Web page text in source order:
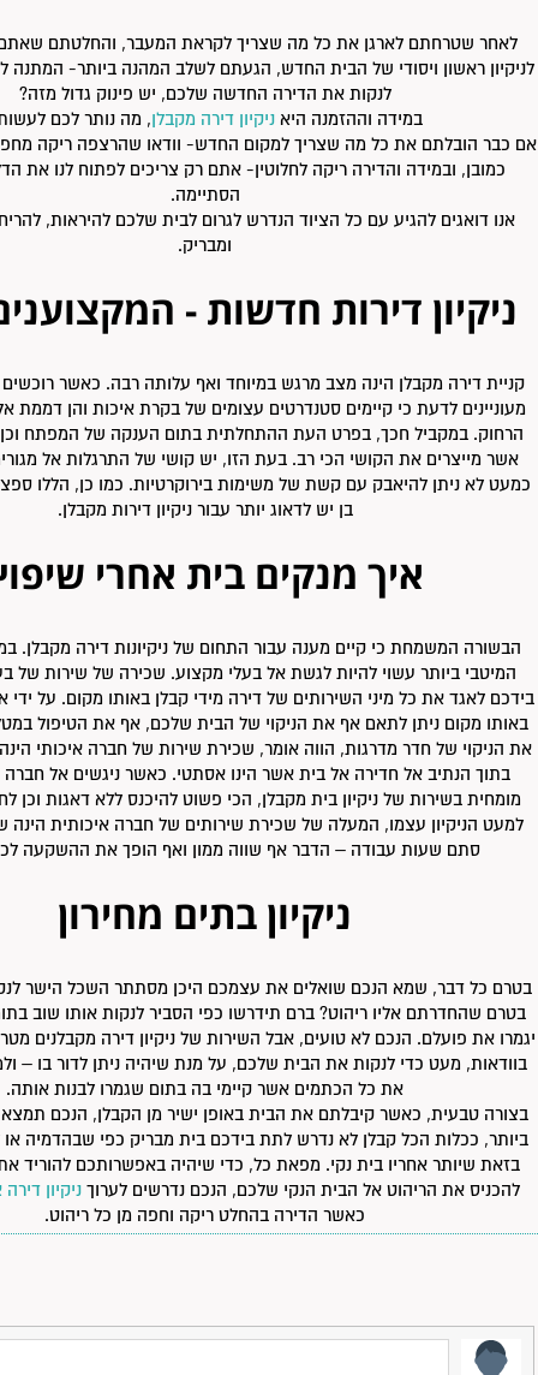
לאחר שטרחתם לארגן את כל מה שצריך לקראת המעבר, והחלטתם שאתם
לניקיון ראשון ויסודי של הבית החדש, הגעתם לשלב המהנה ביותר- המתנה
לנקות את הדירה החדשה שלכם, יש פינוק גדול מזה?
במידה וההזמנה היאניקיון דירה מקבלן, מה נותר לכם
אם כבר הובלתם את כל מה שצריך למקום החדש- וודאו שהרצפה ריקה
כמובן, ובמידה והדירה ריקה לחלוטין- אתם רק צריכים לפתוח לנו את
הסתיימה.
אנו דואגים להגיע עם כל הציוד הנדרש לגרום לבית שלכם להיראות,
ומבריק.
ניקיון דירות חדשות -
קניית דירה מקבלן הינה מצב מרגש במיוחד ואף עלותה רבה. כאשר רוכשים
מעוניינים לדעת כי קיימים סטנדרטים עצומים של בקרת איכות והן דממת
הרחוק. במקביל חכך, בפרט העת ההתחלתית בתום הענקה של המפתח
אשר מייצרים את הקושי הכי רב. בעת הזו, יש קושי של התרגלות אל
כמעט לא ניתן להיאבק עם קשת של משימות בירוקרטיות. כמו כן, הללו
בן יש לדאוג יותר עבור ניקיון דירות מקבלן.
איך מנקים בית אחרי
הבשורה המשמחת כי קיים מענה עבור התחום של ניקיונות דירה מקבלן.
המיטבי ביותר עשוי להיות לגשת אל בעלי מקצוע. שכירה של שירות של
בידכם לאגד את כל מיני השירותים של דירה מידי קבלן באותו מקום. על ידי
באותו מקום ניתן לתאם אף את הניקוי של הבית שלכם, אף את הטיפול
את הניקוי של חדר מדרגות, הווה אומר, שכירת שירות של חברה איכותי
בתוך הנתיב אל חדירה אל בית אשר הינו אסתטי. כאשר ניגשים אל
מומחית בשירות של ניקיון בית מקבלן, הכי פשוט להיכנס ללא דאגות וכן
למעט הניקיון עצמו, המעלה של שכירת שירותים של חברה איכותית הינה
סתם שעות עבודה – הדבר אף שווה ממון ואף הופך את ההשקעה
ניקיון בתים מחירון
בטרם כל דבר, שמא הנכם שואלים את עצמכם היכן מסתתר השכל הישר
בטרם שהחדרתם אליו ריהוט? ברם תידרשו כפי הסביר לנקות אותו שוב
יגמרו את פועלם. הנכם לא טועים, אבל השירות של ניקיון דירה מקבלנים
בוודאות, מעט כדי לנקות את הבית שלכם, על מנת שיהיה ניתן לדור בו –
את כל הכתמים אשר קיימי בה בתום שגמרו לבנות אותה.
בצורה טבעית, כאשר קיבלתם את הבית באופן ישיר מן הקבלן, הנכם
ביותר, ככלות הכל קבלן לא נדרש לתת בידכם בית מבריק כפי שבהדמיה או
בזאת שיותר אחריו בית נקי. מפאת כל, כדי שיהיה באפשרותכם להוריד
להכניס את הריהוט אל הבית הנקי שלכם, הנכם נדרשים לערוך ניקיון
כאשר הדירה בהחלט ריקה וחפה מן כל ריהוט.